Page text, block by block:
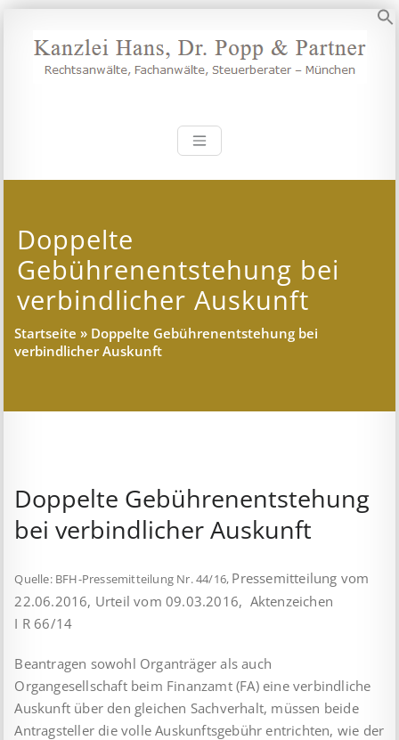
Inhalt
springen
Kanzlei Hans,
Doppelte
Gebührenentstehung bei
verbindlicher Auskunft
Startseite » Doppelte Gebührenentstehung bei
verbindlicher Auskunft
Doppelte Gebührenentstehung
bei verbindlicher Auskunft
Quelle: BFH-Pressemitteilung Nr. 44/16, Pressemitteilung vom
22.06.2016, Urteil vom 09.03.2016, Aktenzeichen
I R 66/14
Beantragen sowohl Organträger als auch
Organgesellschaft beim Finanzamt (FA) eine verbindliche
Auskunft über den gleichen Sachverhalt, müssen beide
Antragsteller die volle Auskunftsgebühr entrichten, wie der